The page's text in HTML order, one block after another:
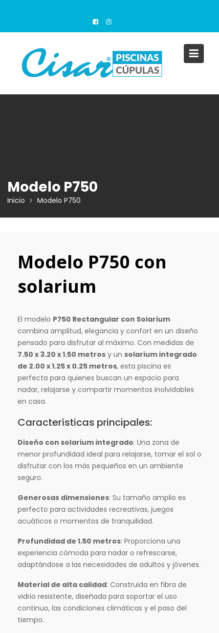
Modelo P750
Inicio Modelo P750
Modelo P750 con
solarium
El modelo P750 Rectangular con Solarium
combina amplitud, elegancia y confort en un diseño
pensado para disfrutar al máximo. Con medidas de
7.50 x 3.20 x 1.50 metrosy un solarium integrado
de 2.00 x 1.25 x 0.25 metros, esta piscina es
perfecta para quienes buscan un espacio para
nadar, relajarse y compartir momentos inolvidables
en casa.
Características principales:
Diseño con solarium integrado: Una zona de
menor profundidad ideal para relajarse, tomar el sol o
disfrutar con los más pequeños en un ambiente
seguro.
Generosas dimensiones: Su tamaño amplio es
perfecto para actividades recreativas, juegos
acuáticos o momentos de tranquilidad.
Profundidad de 1.50 metros: Proporciona una
experiencia cómoda para nadar o refrescarse,
adaptándose a las necesidades de adultos y jóvenes.
Material de alta calidad: Construida en fibra de
vidrio resistente, diseñada para soportar el uso
continuo, las condiciones climáticas y el paso del
tiempo.